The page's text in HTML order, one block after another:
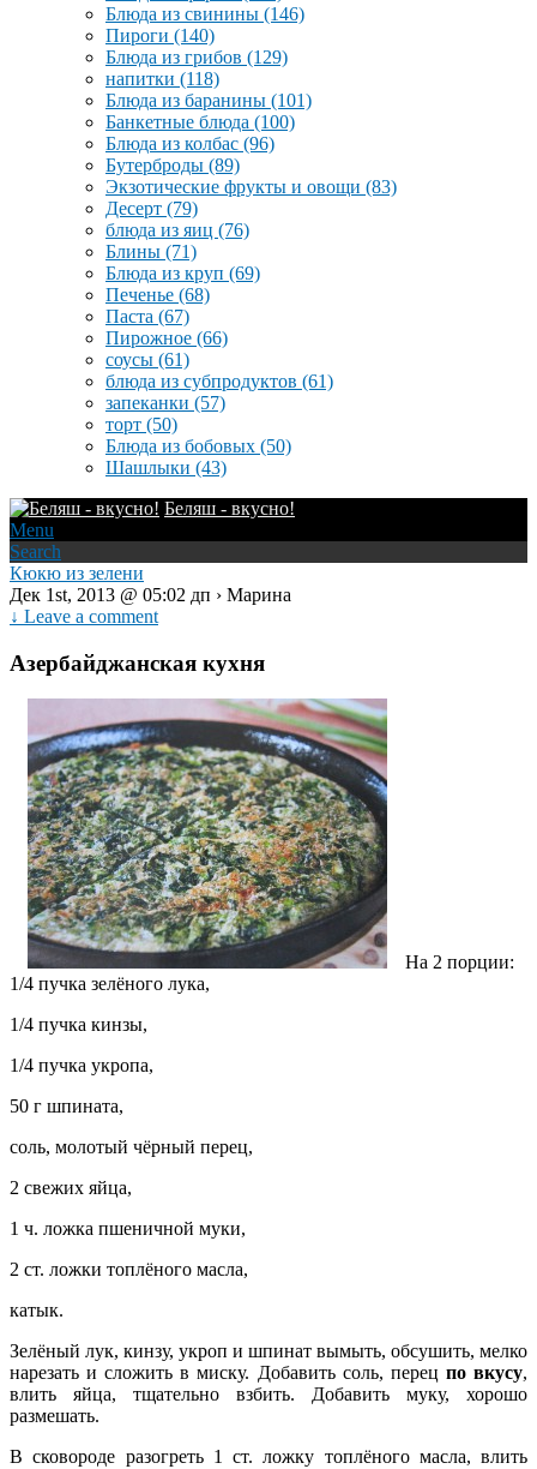
Блюда из свинины (146)
Пироги (140)
Блюда из грибов (129)
напитки (118)
Блюда из баранины (101)
Банкетные блюда (100)
Блюда из колбас (96)
Бутерброды (89)
Экзотические фрукты и овощи (83)
Десерт (79)
блюда из яиц (76)
Блины (71)
Блюда из круп (69)
Печенье (68)
Паста (67)
Пирожное (66)
соусы (61)
блюда из субпродуктов (61)
запеканки (57)
торт (50)
Блюда из бобовых (50)
Шашлыки (43)
Беляш - вкусно!
Menu
Search
Кюкю из зелени
Дек 1st, 2013 @ 05:02 дп › Марина
↓ Leave a comment
Азербайджанская кухня
На 2 порции:
1/4 пучка зелёного лука,
1/4 пучка кинзы,
1/4 пучка укропа,
50 г шпината,
соль, молотый чёрный перец,
2 свежих яйца,
1 ч. ложка пшеничной муки,
2 ст. ложки топлёного масла,
катык.
Зелёный лук, кинзу, укроп и шпинат вымыть, обсушить, мелко
нарезать и сложить в миску. Добавить соль, перец по вкусу,
влить яйца, тщательно взбить. Добавить муку, хорошо
размешать.
В сковороде разогреть 1 ст. ложку топлёного масла, влить